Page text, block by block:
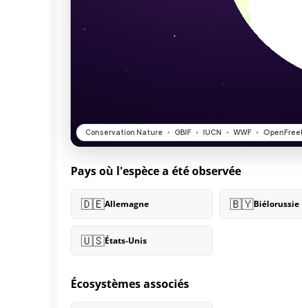
Pays où l'espèce a été observée
🇩🇪Allemagne 🇧🇾Biélorussie
🇺🇸États-Unis
Écosystèmes associés